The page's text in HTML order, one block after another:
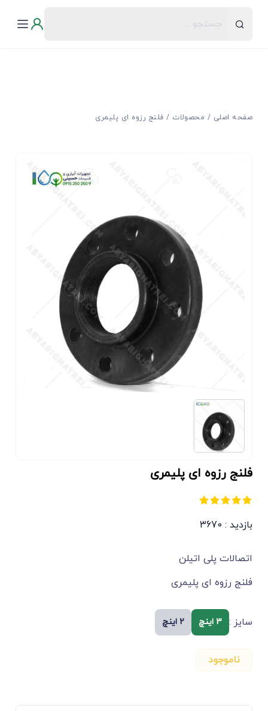
صفحه اصلی محصولات فلنج رزوه ای پلیمری
فلنج رزوه ای پلیمری
بازدید : 3670
اتصالات پلی اتیلن
فلنج رزوه ای پلیمری
سایز : 3 اینچ 2 اینچ
ناموجود